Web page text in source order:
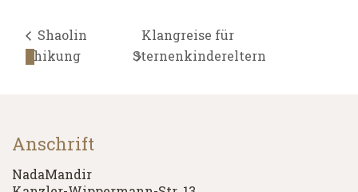
Shaolin
Chikung
Klangreise für
Sternenkindereltern
Anschrift
NadaMandir